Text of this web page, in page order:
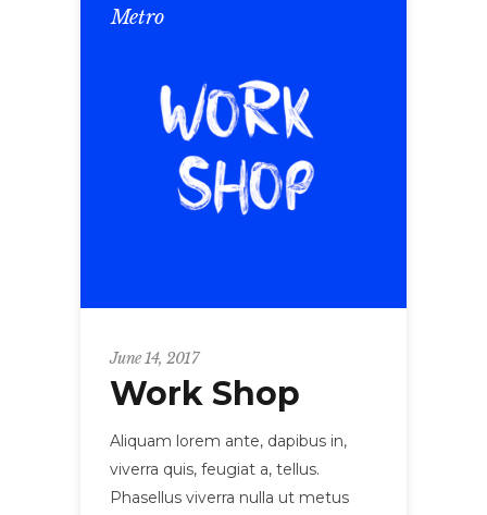
Metro
June 14, 2017
Work Shop
Aliquam lorem ante, dapibus in,
viverra quis, feugiat a, tellus.
Phasellus viverra nulla ut metus